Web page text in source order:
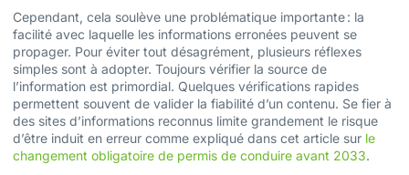
Cependant, cela soulève une problématique importante : la
facilité avec laquelle les informations erronées peuvent se
propager. Pour éviter tout désagrément, plusieurs réflexes
simples sont à adopter. Toujours vérifier la source de
l’information est primordial. Quelques vérifications rapides
permettent souvent de valider la fiabilité d’un contenu. Se fier à
des sites d’informations reconnus limite grandement le risque
d’être induit en erreur comme expliqué dans cet article sur le
changement obligatoire de permis de conduire avant 2033.